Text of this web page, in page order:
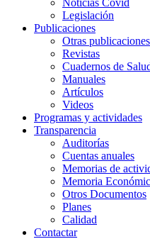
Noticias Covid
Legislación
Publicaciones
Otras
Revistas
Cuadernos de
Manuales
Artículos
Videos
Programas y actividades
Transparencia
Auditorías
Cuentas anuales
Memorias de
Memoria
Otros Documentos
Planes
Calidad
Contactar